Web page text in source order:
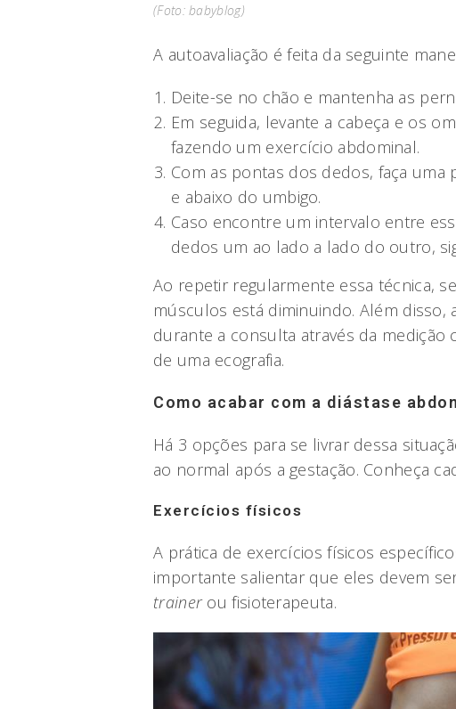
(Foto: babyblog)
A autoavaliação é feita da seguinte
Deite-se no chão e mantenha as
Em seguida, levante a cabeça e os
fazendo um exercício abdominal.
Com as pontas dos dedos, faça
e abaixo do umbigo.
Caso encontre um intervalo entre
dedos um ao lado a lado do outro,
Ao repetir regularmente essa técnica,
músculos está diminuindo. Além disso,
durante a consulta através da
de uma ecografia.
Como acabar com a diástase
Há 3 opções para se livrar dessa
ao normal após a gestação. Conheça
Exercícios físicos
A prática de exercícios físicos
importante salientar que eles devem
trainer ou fisioterapeuta.